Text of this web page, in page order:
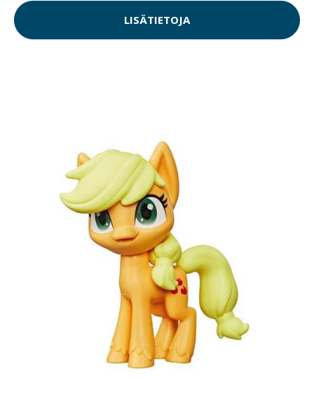
LISÄTIETOJA